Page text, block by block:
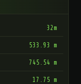
32m
533.93 m
745.54 m
17.75 m